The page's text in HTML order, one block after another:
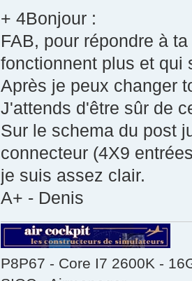
+ 4Bonjour :
FAB, pour répondre à
fonctionnent plus et qui
Après je peux changer
J'attends d'être sûr de
Sur le schema du post
connecteur (4X9
je suis assez clair.
A+ - Denis
P8P67 - Core I7 2600K -